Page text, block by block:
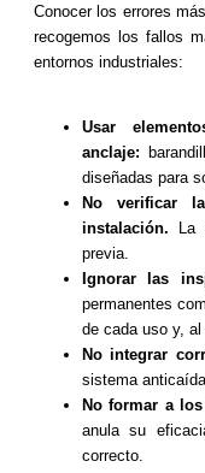
Conocer los errores
recogemos los fallos
entornos industriales:
Usar
anclaje:
diseñadas para
No verificar
instalación. La
previa.
Ignorar las
permanentes
de cada uso y,
No integrar
sistema
No formar a
anula su
correcto.